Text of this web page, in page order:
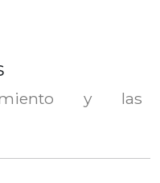
y las